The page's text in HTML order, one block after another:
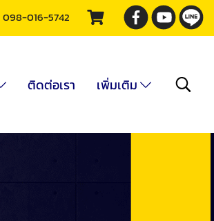
098-016-5742
ติดต่อเรา เพิ่มเติม